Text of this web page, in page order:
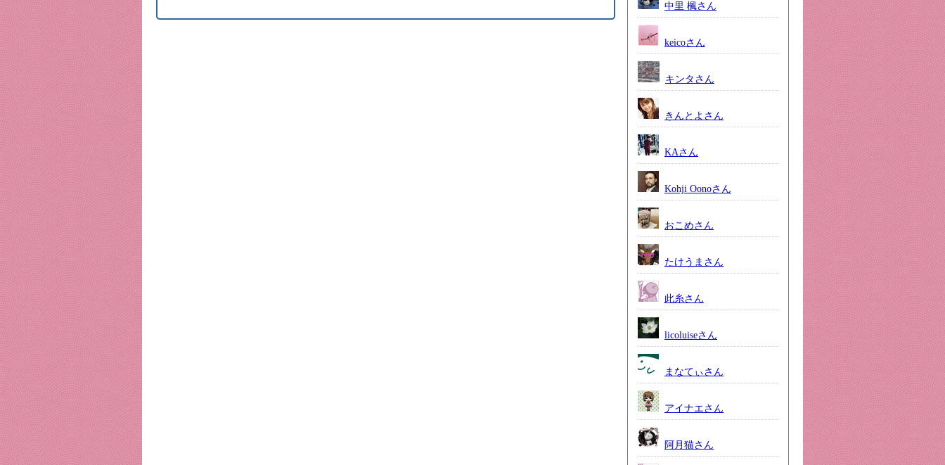
中里 楓さん
keicoさん
キンタさん
きんとよさん
KAさん
Kohji Oonoさん
おこめさん
たけうまさん
此糸さん
licoluiseさん
まなてぃさん
アイナエさん
阿月猫さん